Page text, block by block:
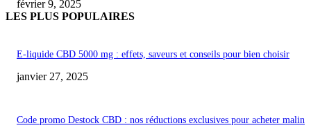
février 9, 2025
LES PLUS POPULAIRES
E-liquide CBD 5000 mg : effets, saveurs et conseils pour bien choisir
janvier 27, 2025
Code promo Destock CBD : nos réductions exclusives pour acheter malin